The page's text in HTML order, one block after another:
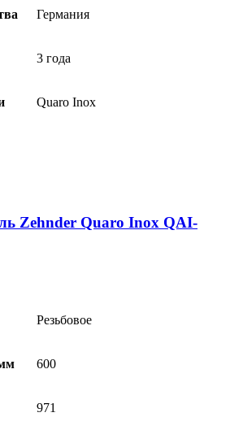
Германия
3 года
Quaro Inox
Zehnder Quaro Inox QAI-
Резьбовое
600
971